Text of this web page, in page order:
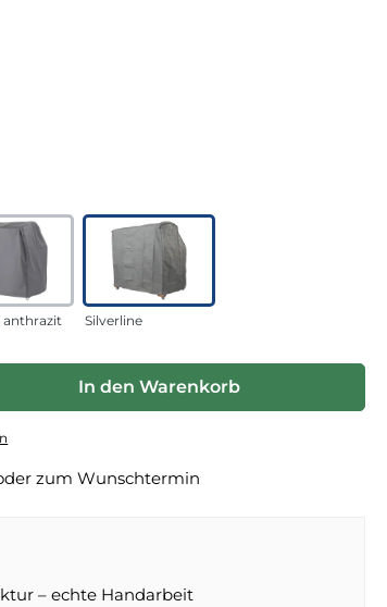
anthrazit Silverline
Wert ein oder benutze die
In den Warenkorb
zum Wunschtermin
– echte Handarbeit